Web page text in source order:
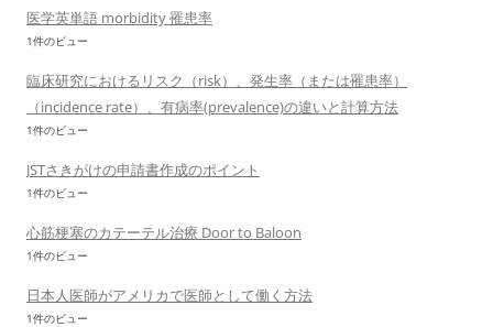
医学英単語 morbidity 罹患率
1件のビュー
臨床研究におけるリスク（risk）、発生率（または罹患率）
（incidence rate）、有病率(prevalence)の違いと計算方法
1件のビュー
JSTさきがけの申請書作成のポイント
1件のビュー
心筋梗塞のカテーテル治療 Door to Baloon
1件のビュー
日本人医師がアメリカで医師として働く方法
1件のビュー